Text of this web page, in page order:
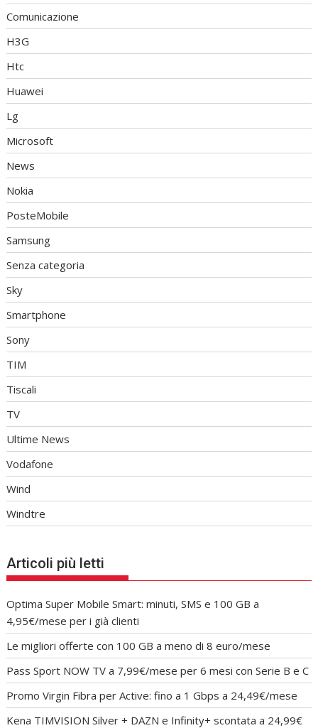
Comunicazione
H3G
Htc
Huawei
Lg
Microsoft
News
Nokia
PosteMobile
Samsung
Senza categoria
Sky
Smartphone
Sony
TIM
Tiscali
TV
Ultime News
Vodafone
Wind
Windtre
Articoli più letti
Optima Super Mobile Smart: minuti, SMS e 100 GB a
4,95€/mese per i già clienti
Le migliori offerte con 100 GB a meno di 8 euro/mese
Pass Sport NOW TV a 7,99€/mese per 6 mesi con Serie B e C
Promo Virgin Fibra per Active: fino a 1 Gbps a 24,49€/mese
Kena TIMVISION Silver + DAZN e Infinity+ scontata a 24,99€